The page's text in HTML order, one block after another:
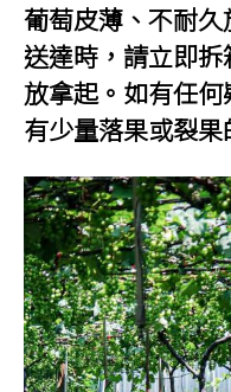
葡萄皮薄、不耐
送達時，請立即
放拿起。如有任
有少量落果或裂果